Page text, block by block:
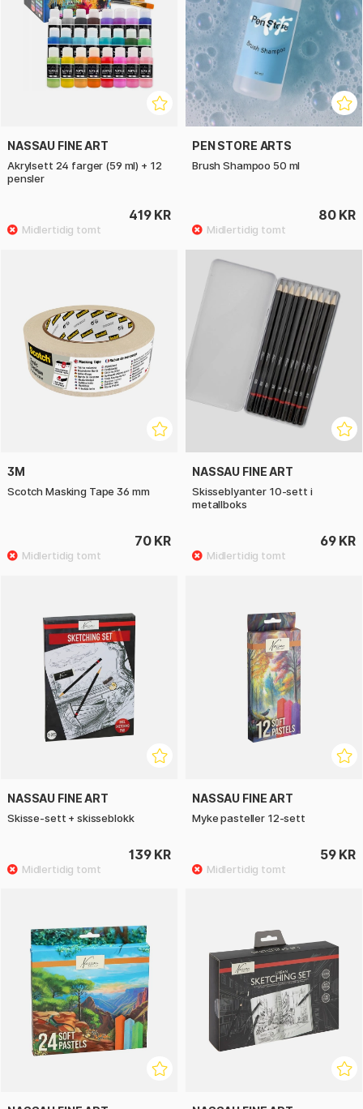
NASSAU FINE ART
Akrylsett 24 farger (59 ml) + 12
pensler
419 KR
PEN STORE ARTS
Brush Shampoo 50 ml
80 KR
3M
Scotch Masking Tape 36 mm
70 KR
NASSAU FINE ART
Skisseblyanter 10-sett i
metallboks
69 KR
NASSAU FINE ART
Skisse-sett + skisseblokk
139 KR
NASSAU FINE ART
Myke pasteller 12-sett
59 KR